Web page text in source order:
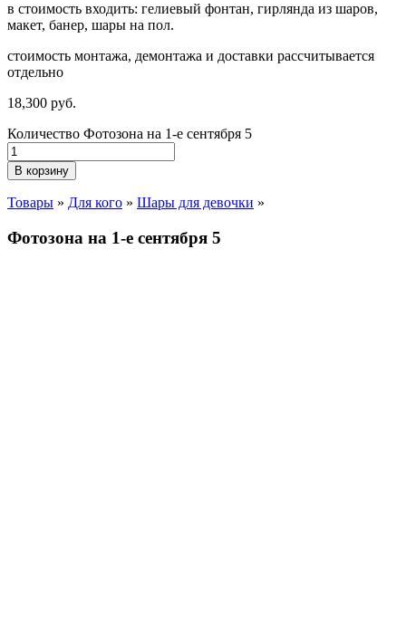
в стоимость входить: гелиевый фонтан, гирлянда из шаров,
макет, банер, шары на пол.
стоимость монтажа, демонтажа и доставки рассчитывается
отдельно
18,300 руб.
Количество Фотозона на 1-е сентября 5
В корзину
Товары » Для кого » Шары для девочки »
Фотозона на 1-е сентября 5